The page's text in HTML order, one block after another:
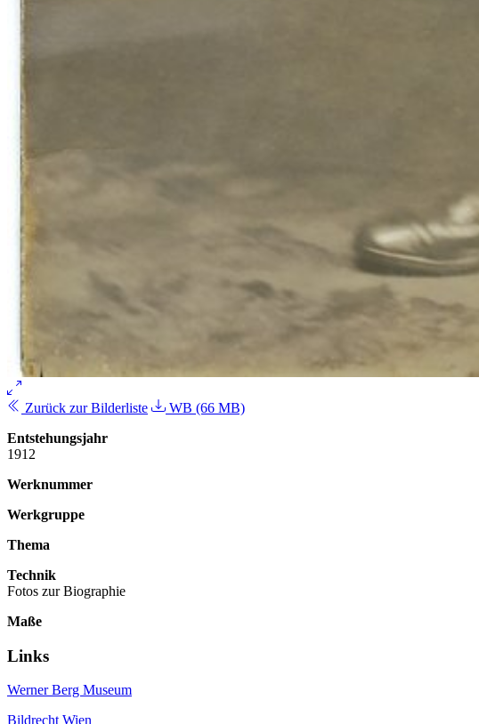
Zurück zur Bilderliste
WB (66 MB)
Entstehungsjahr
1912
Werknummer
Werkgruppe
Thema
Technik
Fotos zur Biographie
Maße
Links
Werner Berg Museum
Bildrecht Wien